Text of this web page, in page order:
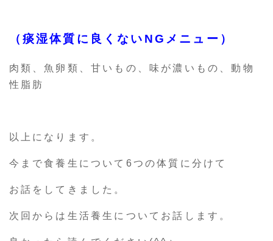
（痰湿体質に良くないNGメニュー）
肉類、魚卵類、甘いもの、味が濃いもの、動物
性脂肪
以上になります。
今まで食養生について6つの体質に分けて
お話をしてきました。
次回からは生活養生についてお話します。